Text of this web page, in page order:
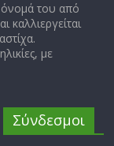
του από
καλλιεργείται
με
Σύνδεσμοι